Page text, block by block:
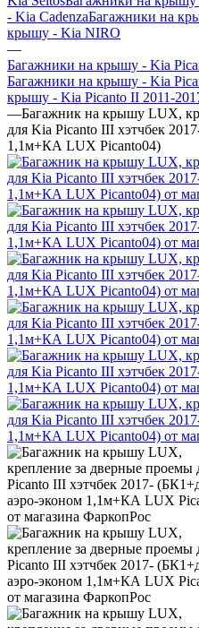
- Kia CadenzaБагажники на
крышу - Kia NIRO
—
Багажники на крышу - Kia
Багажники на крышу - Kia
крышу - Kia Picanto II 2011-
—Багажник на крышу LUX,
для Kia Piсanto III хэтчбек
1,1м+КА LUX Picanto04)